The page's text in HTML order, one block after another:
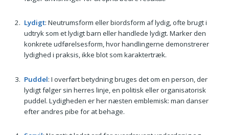
Lydigt: Neutrumsform eller biordsform af lydig, ofte brugt i
udtryk som et lydigt barn eller handlede lydigt. Marker den
konkrete udførelsesform, hvor handlingerne demonstrerer
lydighed i praksis, ikke blot som karaktertræk.
Puddel: I overført betydning bruges det om en person, der
lydigt følger sin herres linje, en politisk eller organisatorisk
puddel. Lydigheden er her næsten emblemisk: man danser
efter andres pibe for at behage.